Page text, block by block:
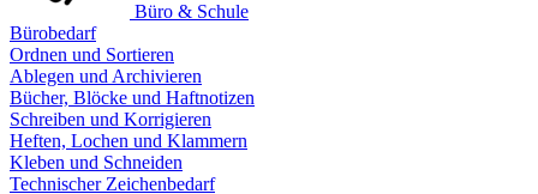
Büro & Schule
Bürobedarf
Ordnen und Sortieren
Ablegen und Archivieren
Bücher, Blöcke und Haftnotizen
Schreiben und Korrigieren
Heften, Lochen und Klammern
Kleben und Schneiden
Technischer Zeichenbedarf